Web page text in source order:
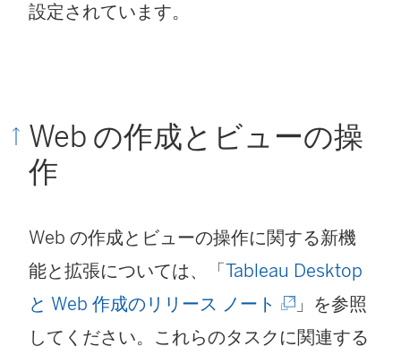
設定されています。
Web の作成とビューの操
作
Web の作成とビューの操作に関する新機
能と拡張については、「Tableau Desktop
と Web 作成のリリース ノート (
新
」を参照
してください。これらのタスクに関連する